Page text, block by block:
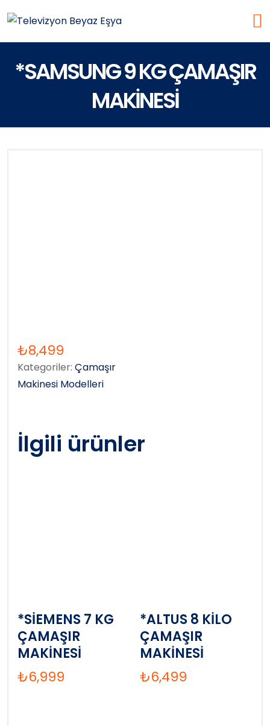
*SAMSUNG 9 KG ÇAMAŞIR
MAKİNESİ
₺8,499
Kategoriler: Çamaşır
Makinesi Modelleri
İlgili ürünler
*SİEMENS 7 KG
ÇAMAŞIR
MAKİNESİ
₺6,999
*ALTUS 8 KİLO
ÇAMAŞIR
MAKİNESİ
₺6,499